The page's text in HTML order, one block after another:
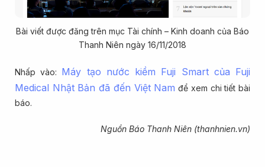
Bài viết được đăng trên mục Tài chính – Kinh doanh của Báo
Thanh Niên ngày 16/11/2018
Nhấp vào: Máy tạo nước kiềm Fuji Smart của Fuji
Medical Nhật Bản đã đến Việt Nam để xem chi tiết bài
báo.
Nguồn Báo Thanh Niên (thanhnien.vn)